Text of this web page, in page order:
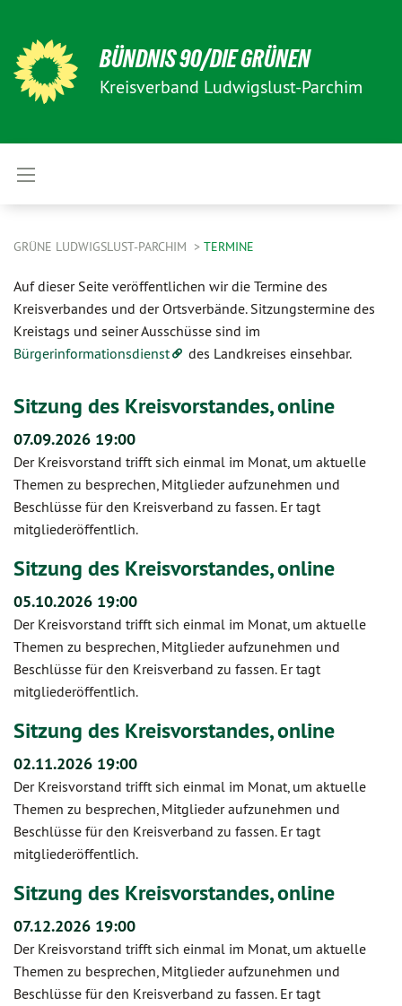
BÜNDNIS 90/DIE GRÜNEN
Kreisverband Ludwigslust-Parchim
GRÜNE LUDWIGSLUST-PARCHIM TERMINE
Auf dieser Seite veröffentlichen wir die Termine des
Kreisverbandes und der Ortsverbände. Sitzungstermine des
Kreistags und seiner Ausschüsse sind im
Bürgerinformationsdienst
des Landkreises einsehbar.
Sitzung des Kreisvorstandes, online
07.09.2026 19:00
Der Kreisvorstand trifft sich einmal im Monat, um aktuelle
Themen zu besprechen, Mitglieder aufzunehmen und
Beschlüsse für den Kreisverband zu fassen. Er tagt
mitgliederöffentlich.
Sitzung des Kreisvorstandes, online
05.10.2026 19:00
Der Kreisvorstand trifft sich einmal im Monat, um aktuelle
Themen zu besprechen, Mitglieder aufzunehmen und
Beschlüsse für den Kreisverband zu fassen. Er tagt
mitgliederöffentlich.
Sitzung des Kreisvorstandes, online
02.11.2026 19:00
Der Kreisvorstand trifft sich einmal im Monat, um aktuelle
Themen zu besprechen, Mitglieder aufzunehmen und
Beschlüsse für den Kreisverband zu fassen. Er tagt
mitgliederöffentlich.
Sitzung des Kreisvorstandes, online
07.12.2026 19:00
Der Kreisvorstand trifft sich einmal im Monat, um aktuelle
Themen zu besprechen, Mitglieder aufzunehmen und
Beschlüsse für den Kreisverband zu fassen. Er tagt